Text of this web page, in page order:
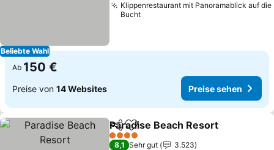
Beliebte Wahl
Klippenrestaurant mit Panoramablick auf die
Bucht
Ab 150 €
Preise von 14 Websites Preise sehen
TeilenZu Favoriten hinzufügen
Paradise Beach Resort
4 Sterne
8,1 Sehr gut
3.523